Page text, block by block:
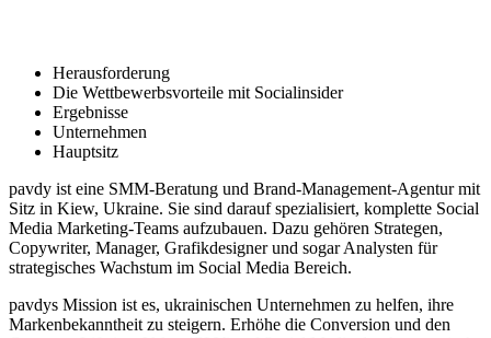
Herausforderung
Die Wettbewerbsvorteile mit Socialinsider
Ergebnisse
Unternehmen
Hauptsitz
pavdy ist eine SMM-Beratung und Brand-Management-Agentur mit
Sitz in Kiew, Ukraine. Sie sind darauf spezialisiert, komplette Social
Media Marketing-Teams aufzubauen. Dazu gehören Strategen,
Copywriter, Manager, Grafikdesigner und sogar Analysten für
strategisches Wachstum im Social Media Bereich.
pavdys Mission ist es, ukrainischen Unternehmen zu helfen, ihre
Markenbekanntheit zu steigern. Erhöhe die Conversion und den